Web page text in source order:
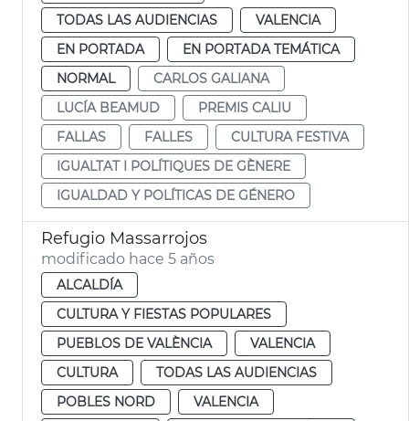
TODAS LAS AUDIENCIAS
VALENCIA
EN PORTADA
EN PORTADA TEMÁTICA
NORMAL
CARLOS GALIANA
LUCÍA BEAMUD
PREMIS CALIU
FALLAS
FALLES
CULTURA FESTIVA
IGUALTAT I POLÍTIQUES DE GÈNERE
IGUALDAD Y POLÍTICAS DE GÉNERO
Refugio Massarrojos
modificado hace 5 años
ALCALDÍA
CULTURA Y FIESTAS POPULARES
PUEBLOS DE VALÈNCIA
VALENCIA
CULTURA
TODAS LAS AUDIENCIAS
POBLES NORD
VALENCIA